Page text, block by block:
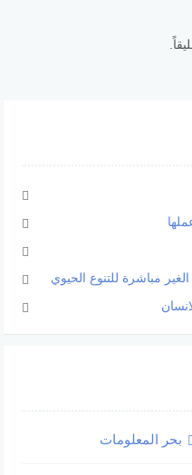
مباشرة للتنوع الحيوي
بحر المعلومات